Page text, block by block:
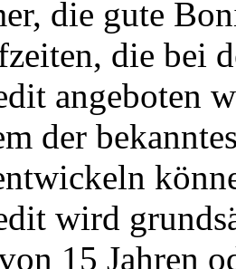
die gute
die bei
angeboten
der
wird
15 Jahren